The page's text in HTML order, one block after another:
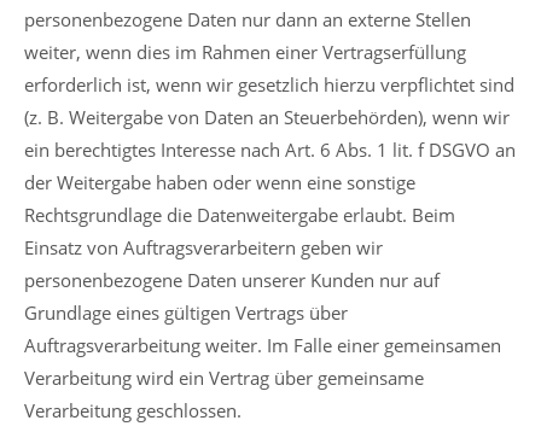
personenbezogene Daten nur dann an externe Stellen
weiter, wenn dies im Rahmen einer Vertragserfüllung
erforderlich ist, wenn wir gesetzlich hierzu verpflichtet sind
(z. B. Weitergabe von Daten an Steuerbehörden), wenn wir
ein berechtigtes Interesse nach Art. 6 Abs. 1 lit. f DSGVO an
der Weitergabe haben oder wenn eine sonstige
Rechtsgrundlage die Datenweitergabe erlaubt. Beim
Einsatz von Auftragsverarbeitern geben wir
personenbezogene Daten unserer Kunden nur auf
Grundlage eines gültigen Vertrags über
Auftragsverarbeitung weiter. Im Falle einer gemeinsamen
Verarbeitung wird ein Vertrag über gemeinsame
Verarbeitung geschlossen.